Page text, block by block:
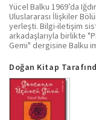
Yücel Balku 1969’da
Uluslararası İlişkiler
yerleşti. Bilgi-iletişim
arkadaşlarıyla birlikte
Gemi" dergisine Balku
Doğan Kitap